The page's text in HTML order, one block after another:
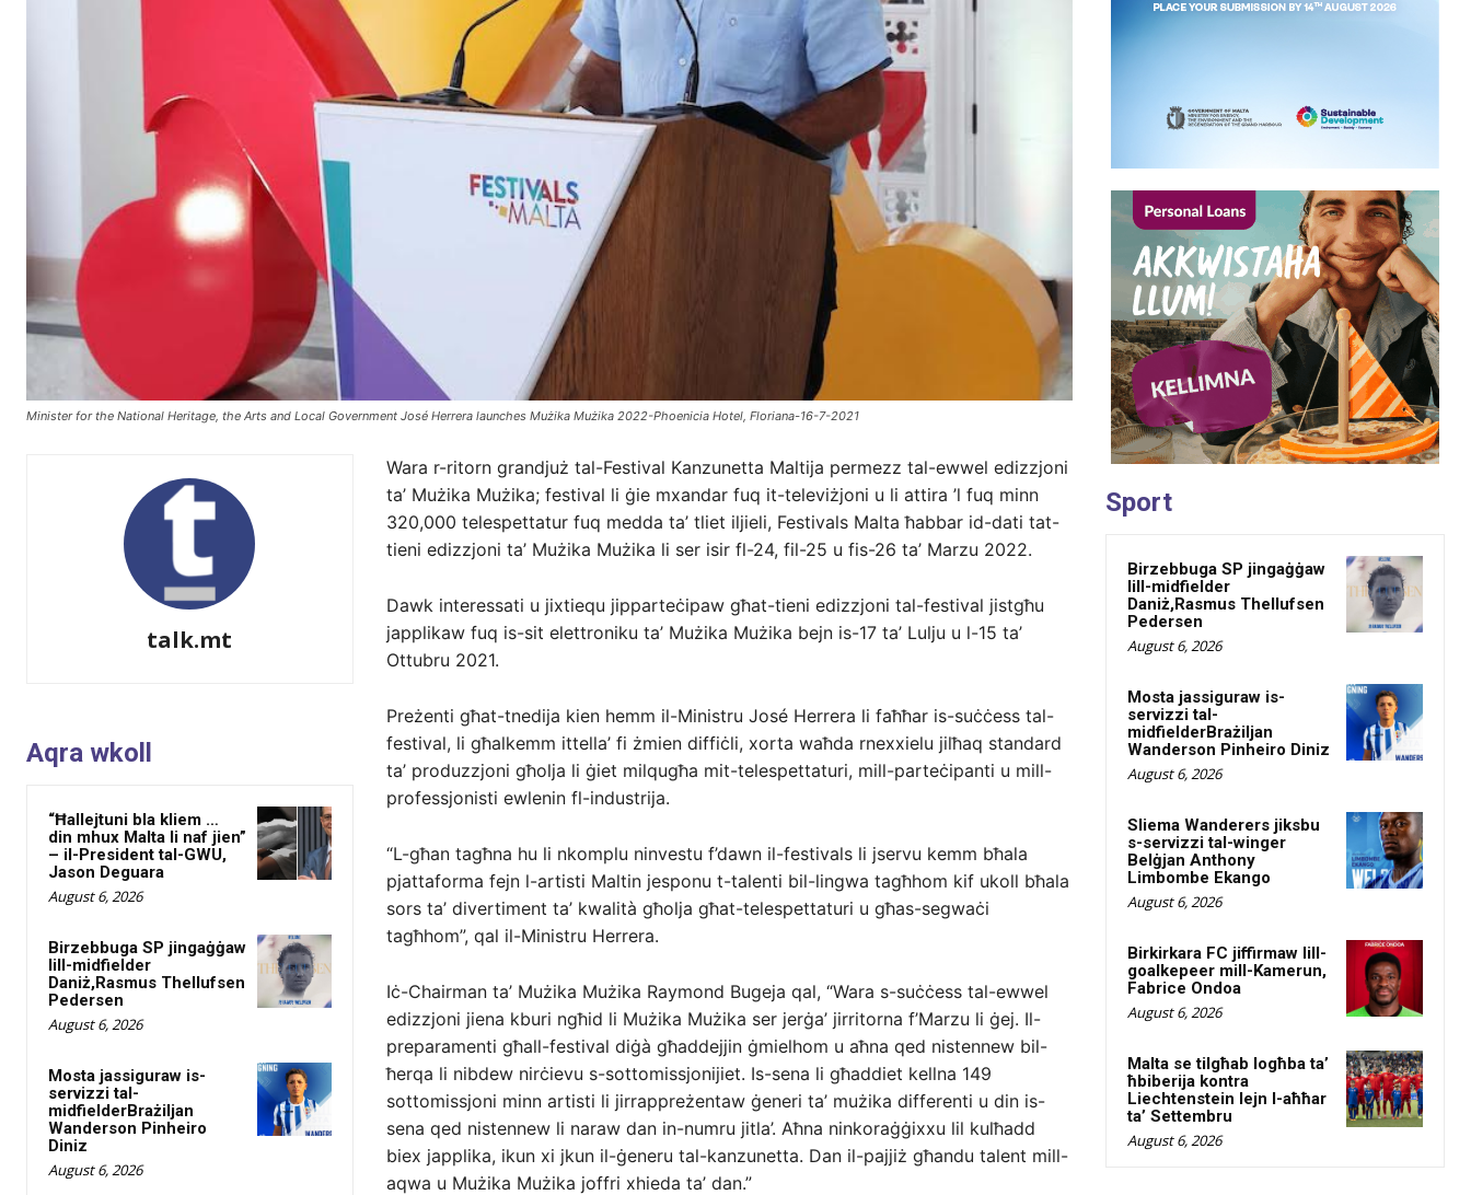
Minister for the National Heritage, the Arts and Local Government José Herrera launches Mużika Mużika 2022-Phoenicia Hotel, Floriana-16-7-2021
talk.mt
Aqra wkoll
“Ħallejtuni bla kliem …
din mhux Malta li naf jien”
– il-President tal-GWU,
Jason Deguara
August 6, 2026
Birzebbuga SP jingaġġaw
lill-midfielder
Daniż,Rasmus Thellufsen
Pedersen
August 6, 2026
Mosta jassiguraw is-
servizzi tal-
midfielderBrażiljan
Wanderson Pinheiro
Diniz
August 6, 2026
Wara r-ritorn grandjuż tal-Festival Kanzunetta Maltija permezz tal-ewwel edizzjoni
ta’ Mużika Mużika; festival li ġie mxandar fuq it-televiżjoni u li attira ’l fuq minn
320,000 telespettatur fuq medda ta’ tliet iljieli, Festivals Malta ħabbar id-dati tat-
tieni edizzjoni ta’ Mużika Mużika li ser isir fl-24, fil-25 u fis-26 ta’ Marzu 2022.
Dawk interessati u jixtiequ jipparteċipaw għat-tieni edizzjoni tal-festival jistgħu
japplikaw fuq is-sit elettroniku ta’ Mużika Mużika bejn is-17 ta’ Lulju u l-15 ta’
Ottubru 2021.
Preżenti għat-tnedija kien hemm il-Ministru José Herrera li faħħar is-suċċess tal-
festival, li għalkemm ittella’ fi żmien diffiċli, xorta waħda rnexxielu jilħaq standard
ta’ produzzjoni għolja li ġiet milqugħa mit-telespettaturi, mill-parteċipanti u mill-
professjonisti ewlenin fl-industrija.
“L-għan tagħna hu li nkomplu ninvestu f’dawn il-festivals li jservu kemm bħala
pjattaforma fejn l-artisti Maltin jesponu t-talenti bil-lingwa tagħhom kif ukoll bħala
sors ta’ divertiment ta’ kwalità għolja għat-telespettaturi u għas-segwaċi
tagħhom”, qal il-Ministru Herrera.
Iċ-Chairman ta’ Mużika Mużika Raymond Bugeja qal, “Wara s-suċċess tal-ewwel
edizzjoni jiena kburi ngħid li Mużika Mużika ser jerġa’ jirritorna f’Marzu li ġej. Il-
preparamenti għall-festival diġà għaddejjin ġmielhom u aħna qed nistennew bil-
ħerqa li nibdew nirċievu s-sottomissjonijiet. Is-sena li għaddiet kellna 149
sottomissjoni minn artisti li jirrappreżentaw ġeneri ta’ mużika differenti u din is-
sena qed nistennew li naraw dan in-numru jitla’. Aħna ninkoraġġixxu lil kulħadd
biex japplika, ikun xi jkun il-ġeneru tal-kanzunetta. Dan il-pajjiż għandu talent mill-
aqwa u Mużika Mużika joffri xhieda ta’ dan.”
Sport
Birzebbuga SP jingaġġaw
lill-midfielder
Daniż,Rasmus Thellufsen
Pedersen
August 6, 2026
Mosta jassiguraw is-
servizzi tal-
midfielderBrażiljan
Wanderson Pinheiro Diniz
August 6, 2026
Sliema Wanderers jiksbu
s-servizzi tal-winger
Belġjan Anthony
Limbombe Ekango
August 6, 2026
Birkirkara FC jiffirmaw lill-
goalkepeer mill-Kamerun,
Fabrice Ondoa
August 6, 2026
Malta se tilgħab logħba ta’
ħbiberija kontra
Liechtenstein lejn l-aħħar
ta’ Settembru
August 6, 2026